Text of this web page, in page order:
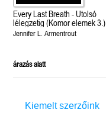
Every Last Breath - Utolsó
lélegzetig (Komor elemek 3.)
Jennifer L. Armentrout
árazás alatt
Kiemelt szerzőink